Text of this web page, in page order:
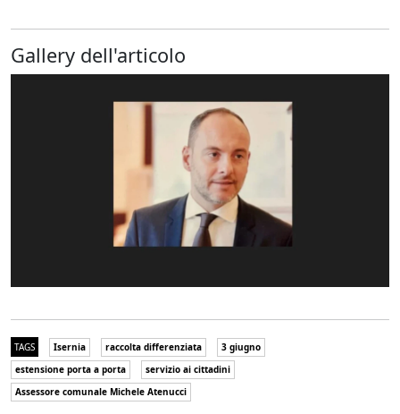
Gallery dell'articolo
TAGS Isernia raccolta differenziata
3 giugno
estensione porta a porta
servizio ai cittadini
Assessore comunale Michele Atenucci